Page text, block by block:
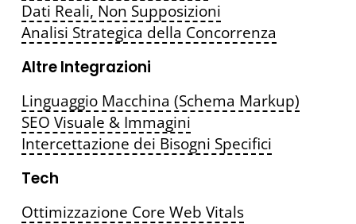
Dati Reali, Non Supposizioni
Analisi Strategica della Concorrenza
Altre Integrazioni
Linguaggio Macchina (Schema Markup)
SEO Visuale & Immagini
Intercettazione dei Bisogni Specifici
Tech
Ottimizzazione Core Web Vitals